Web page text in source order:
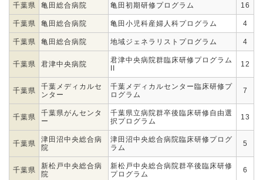
千葉県 亀田総合病院 亀田初期研修プログラム 16
千葉県 亀田総合病院 亀田小児科産婦人科プログラム 4
千葉県 亀田総合病院 地域ジェネラリストプログラム 4
千葉県 君津中央病院
君津中央病院群臨床研修プログラム
12
千葉県
千葉メディカルセ
ンター
千葉メディカルセンター臨床研修プ
ログラム
7
千葉県
千葉県がんセンタ
ー
千葉県立病院群卒後臨床研修自由選
択プログラム
13
千葉県
津田沼中央総合病
院
津田沼中央総合病院臨床研修プログ
ラム
5
千葉県
新松戸中央総合病
院
新松戸中央総合病院群卒後臨床研修
プログラム
6